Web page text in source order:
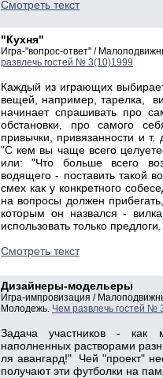
Смотреть текст
"Кухня"
Игра-"вопрос-ответ" /
развлечь гостей № 3(10)1999
Каждый из играющих
вещей, например, тарелка,
начинает спрашивать про
обстановки, про самого
привычки, привязанности и
"С кем вы чаще всего
или: "Что больше всего
водящего - поставить такой
смех как у конкретного
на вопросы должен
которым он назвался -
использовать только
Смотреть текст
Дизайнеры-модельеры
Игра-импровизация /
Молодежь. Чем развлечь гостей №
Задача участников - как
наполненных растворами
ля авангард!" Чей "проект"
получают эти футболки на